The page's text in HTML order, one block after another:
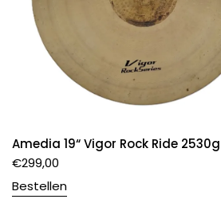
Amedia 19“ Vigor Rock Ride 2530g
€299,00
Bestellen